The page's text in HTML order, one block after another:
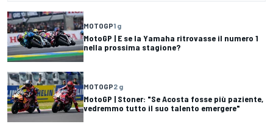
MOTOGP1 g
MotoGP | E se la Yamaha ritrovasse il numero 1
nella prossima stagione?
MOTOGP2 g
MotoGP | Stoner: "Se Acosta fosse più paziente,
vedremmo tutto il suo talento emergere"